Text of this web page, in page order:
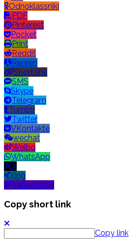
Odnoklassniki
PDF
Pinterest
Pocket
Print
Reddit
Renren
Short link
SMS
Skype
Telegram
Tumblr
Twitter
VKontakte
wechat
Weibo
WhatsApp
X
Xing
Yahoo! Mail
Copy short link
Copy link